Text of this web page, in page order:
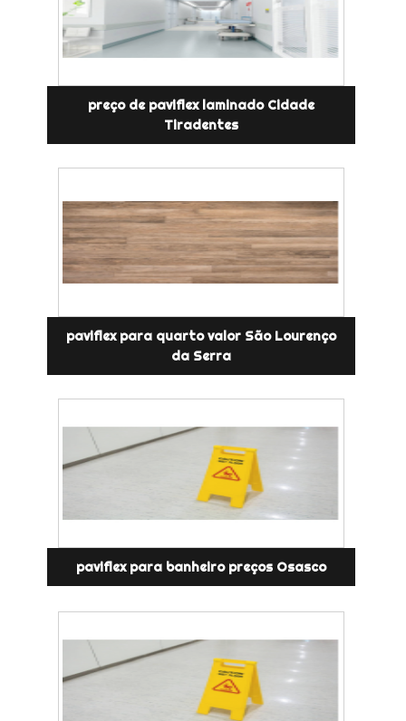
preço de paviflex laminado Cidade
Tiradentes
paviflex para quarto valor São Lourenço
da Serra
paviflex para banheiro preços Osasco